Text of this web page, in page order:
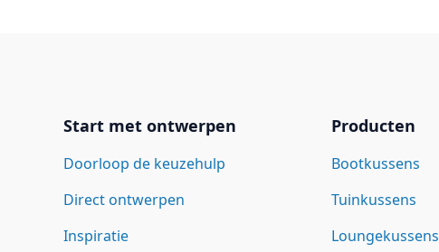
Start met ontwerpen
Doorloop de keuzehulp
Direct ontwerpen
Inspiratie
Producten
Bootkussens
Tuinkussens
Loungekussens